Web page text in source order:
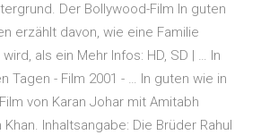
Der Bollywood-Film In guten
erzählt davon, wie eine Familie
als ein Mehr Infos: HD, SD | … In
Tagen - Film 2001 - … In guten wie in
von Karan Johar mit Amitabh
Inhaltsangabe: Die Brüder Rahul